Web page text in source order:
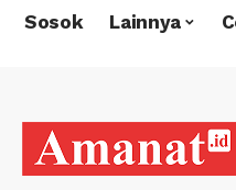
Sosok Lainnya